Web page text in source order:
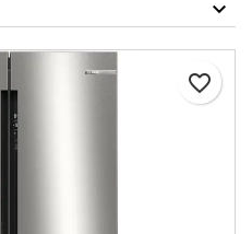
favorite_border